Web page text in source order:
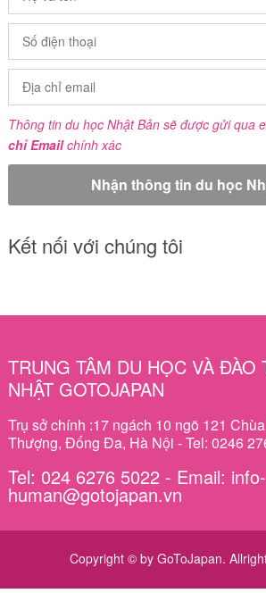
Thông tin du học Nhật Bản sẽ được gửi qua
chỉ Emailchính xác
Kết nối với chúng tôi
TRUNG TÂM DU HỌC VÀ ĐÀO
NHẬT GOTOJAPAN
Trụ sở chính :17 ngách 10 ngõ 121
Thượng, Đống Đa, Hà Nội - Tel: 0246
Tel: 024 6276 5022 - Email: info-
human@gotojapan.vn
Copyright © by GoToJapan.